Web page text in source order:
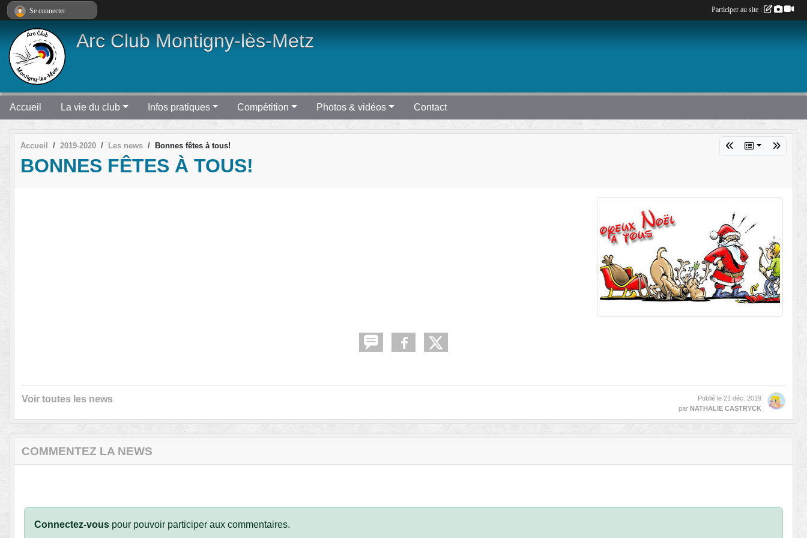
Arc Club Montigny-lès-Metz
Accueil La vie du club Infos pratiques Compétition Photos & vidéos Contact
Accueil 2019-2020 Les news Bonnes fêtes à tous!
BONNES FÊTES À TOUS!
Voir toutes les news Publié le 21 déc. 2019
par NATHALIE CASTRYCK
COMMENTEZ LA NEWS
Connectez-vous pour pouvoir participer aux commentaires.
Se connecter Participer au site :
Panneau de gestion des cookies